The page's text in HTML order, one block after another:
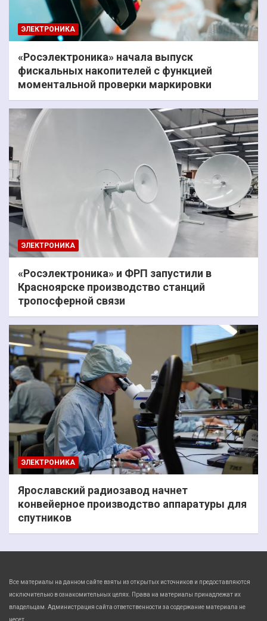
ЭЛЕКТРОНИКА
«Росэлектроника» начала выпуск
фискальных накопителей с функцией
моментальной проверки маркировки
ЭЛЕКТРОНИКА
«Росэлектроника» и ФРП запустили в
Красноярске производство станций
тропосферной связи
ЭЛЕКТРОНИКА
Ярославский радиозавод начнет
конвейерное производство аппаратуры для
спутников
Все материалы на данном сайте взяты из открытых источников и предоставляются
исключительно в ознакомительных целях. Права на материалы принадлежат их
владельцам. Администрация сайта ответственности за содержание материала не
несет.